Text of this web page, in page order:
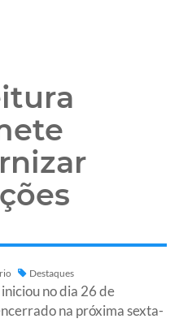
Destaques
no dia 26 de
na próxima sexta-